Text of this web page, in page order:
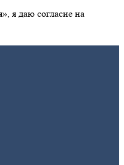
я даю cогласие на